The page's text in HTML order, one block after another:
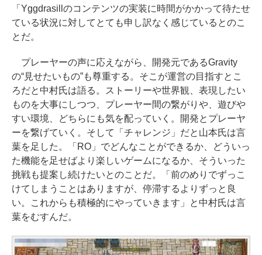
「Yggdrasillのコンテンツの実装に時間がかかって待たせ
ている状況に対してとても申し訳なく感じているとのこ
とだ。
プレーヤーの声に応えながら、開発元であるGravity
の“見せたいもの”も尊重する。そこが運営の目指すとこ
ろだと中村氏は語る。ストーリーや世界観、表現したい
ものを大事にしつつ、プレーヤー間の繋がりや、遊びや
すい環境、どちらにも気を配っていく。開発とプレーヤ
ーを繋げていく。そして「チャレンジ」だと山本氏は言
葉を足した。「RO」でどんなことができるか、どういっ
た機能を足せばより楽しいゲームになるか、そういった
挑戦も提案し続けたいとのことだ。「前のめりでずっこ
けてしまうことはありますが、停滞するよりずっと良
い。これからも積極的にやっていきます」と中村氏は言
葉をむすんだ。